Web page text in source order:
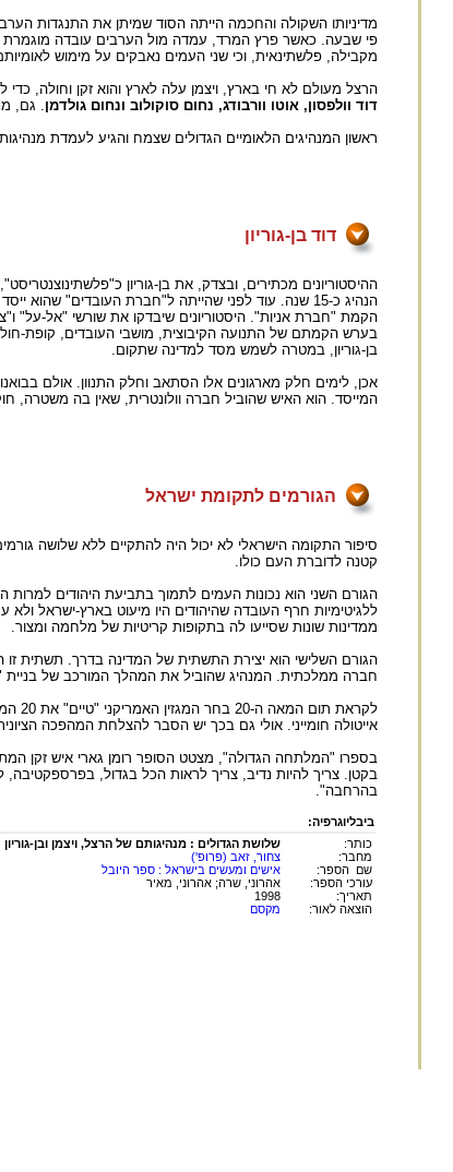
פי שבעה. כאשר פרץ המרד, עמדה מול הערבים עובדה מוגמרת של
מקבילה, פלשתינאית, וכי שני העמים נאבקים על מימוש
הרצל מעולם לא חי בארץ, ויצמן עלה לארץ והוא זקן וחולה,
דוד וולפסון, אוטו וורבודג, נחום סוקולוב ונחום גולדמן . גם,
ראשון המנהיגים הלאומיים הגדולים שצמח והגיע לעמדת
דוד בן-גוריון
ההיסטוריונים מכתירים, ובצדק, את בן-גוריון
הנהיג כ-15 שנה. עוד לפני שהייתה ל"חברת העובדים"
הקמת "חברת אניות". היסטוריונים שיבדקו את שורשי "אל-על"
בערש הקמתם של התנועה הקיבוצית, מושבי העובדים, קופת-
בן-גוריון, במטרה לשמש מסד למדינה שתקום.
אכן, לימים חלק מארגונים אלו הסתאב וחלק התנוון. אולם
המייסד. הוא האיש שהוביל חברה וולונטרית, שאין בה משטרה,
הגורמים לתקומת ישראל
סיפור התקומה הישראלי לא יכול היה להתקיים ללא שלושה
קטנה לדוברת העם כולו.
הגורם השני הוא נכונות העמים לתמוך בתביעת היהודים
ללגיטימיות חרף העובדה שהיהודים היו מיעוט בארץ-ישראל
ממדינות שונות שסייעו לה בתקופות קריטיות של מלחמה ומצור.
הגורם השלישי הוא יצירת התשתית של המדינה בדרך. תשתית
חברה ממלכתית. המנהיג שהוביל את המהלך המורכב של בניית
אייטולה חומייני. אולי גם בכך יש הסבר להצלחת המהפכה
בספרו "המלתחה הגדולה", מצטט הסופר רומן גארי איש זקן
בקטן. צריך להיות נדיב, צריך לראות הכל בגדול,
בהרחבה".
ביבליוגרפיה:
כותר:
שלושת הגדולים : מנהיגותם של הרצל, ויצמן ובן-גוריון
מחבר:
צחור, זאב (פרופ')
שם הספר:
אישים ומעשים בישראל : ספר היובל
עורכי הספר:
אהרוני, שרה; אהרוני, מאיר
תאריך:
1998
הוצאה לאור:
מקסם